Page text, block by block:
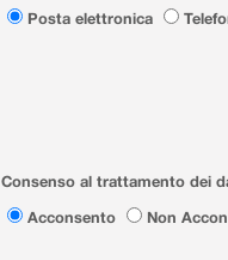
Posta elettronica
Consenso al trattamento dei
Acconsento
Non